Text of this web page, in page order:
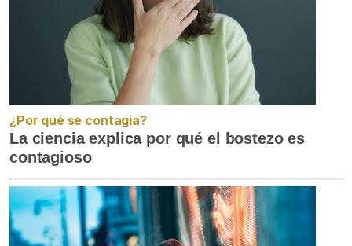
¿Por qué se contagia?
La ciencia explica por qué el bostezo es
contagioso